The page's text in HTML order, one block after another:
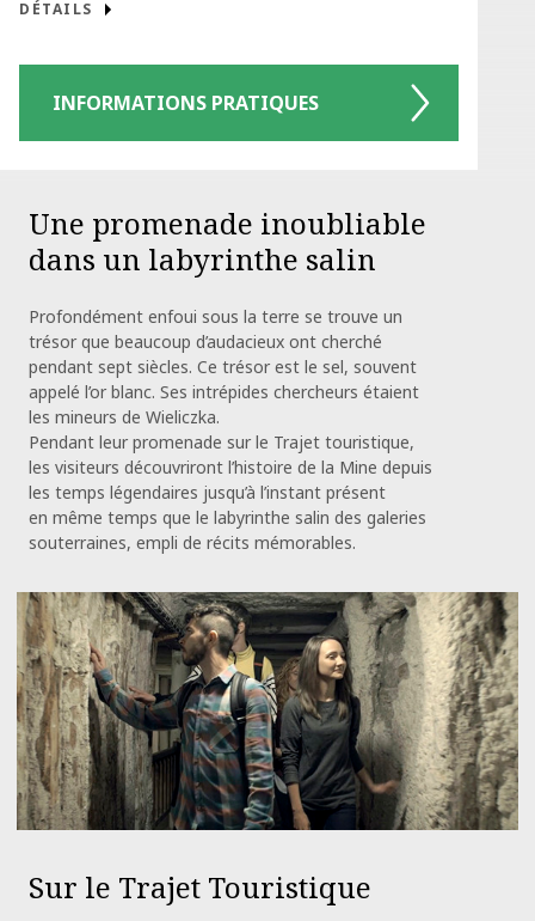
DÉTAILS
INFORMATIONS PRATIQUES
Une promenade inoubliable
dans un labyrinthe salin
Profondément enfoui sous la terre se trouve un
trésor que beaucoup d’audacieux ont cherché
pendant sept siècles. Ce trésor est le sel, souvent
appelé l’or blanc. Ses intrépides chercheurs étaient
les mineurs de Wieliczka.
Pendant leur promenade sur le Trajet touristique,
les visiteurs découvriront l’histoire de la Mine depuis
les temps légendaires jusqu’à l’instant présent
en même temps que le labyrinthe salin des galeries
souterraines, empli de récits mémorables.
Sur le Trajet Touristique